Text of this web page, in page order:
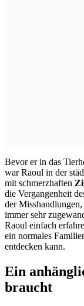
Bevor er in das
war Raoul in der
mit schmerzhaften
die Vergangenheit
der
immer sehr
Raoul einfach
ein normales
entdecken kann.
Ein
braucht